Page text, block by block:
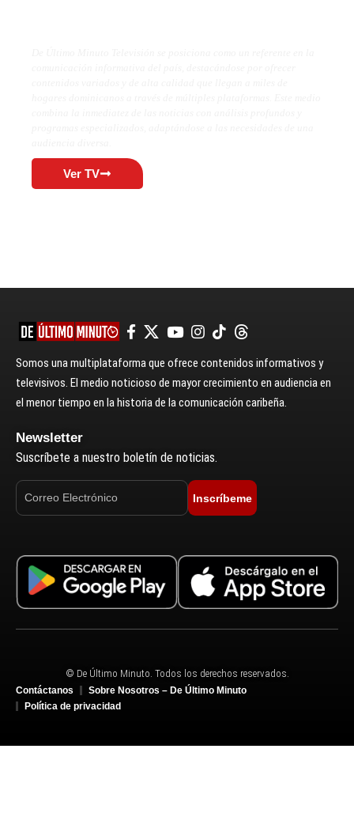
Ver TV
Somos una multiplataforma que ofrece contenidos informativos y
televisivos. El medio noticioso de mayor crecimiento en audiencia en
el menor tiempo en la historia de la comunicación caribeña.
Newsletter
Suscríbete a nuestro boletín de noticias.
Inscríbeme
© De Último Minuto. Todos los derechos reservados.
Contáctanos
Sobre Nosotros – De Último Minuto
Política de privacidad